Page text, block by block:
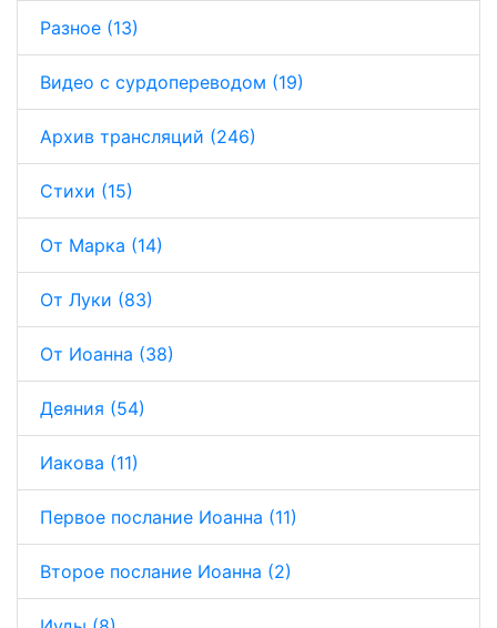
Разное (13)
Видео с сурдопереводом (19)
Архив трансляций (246)
Стихи (15)
От Марка (14)
От Луки (83)
От Иоанна (38)
Деяния (54)
Иакова (11)
Первое послание Иоанна (11)
Второе послание Иоанна (2)